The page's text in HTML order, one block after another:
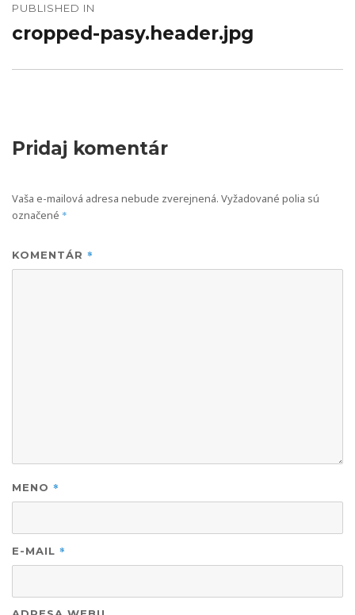
v
článku
PUBLISHED IN
cropped-pasy.header.jpg
Pridaj komentár
Vaša e-mailová adresa nebude zverejnená. Vyžadované polia sú
označené *
KOMENTÁR *
MENO *
E-MAIL *